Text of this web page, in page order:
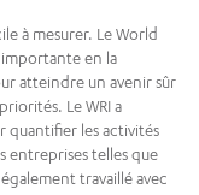
à mesurer. Le World
en la
atteindre un avenir sûr
Le WRI a
quantifier les activités
entreprises telles que
travaillé avec